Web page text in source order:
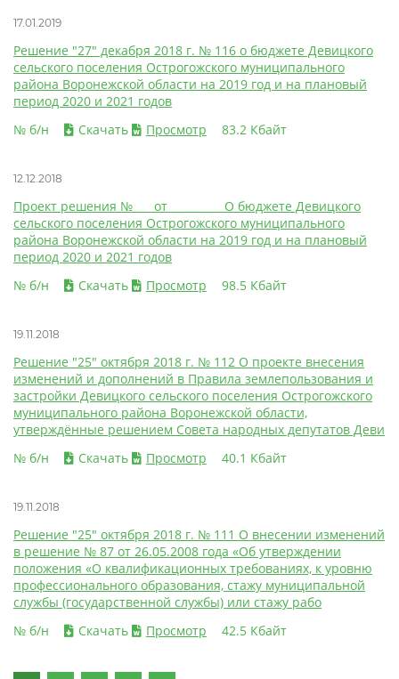
17.01.2019
Решение "27" декабря 2018 г. № 116 о бюджете Девицкого
сельского поселения Острогожского муниципального
района Воронежской области на 2019 год и на плановый
период 2020 и 2021 годов
№ б/н
Скачать Просмотр 83.2 Кбайт
12.12.2018
Проект решения №____от __________О бюджете Девицкого
сельского поселения Острогожского муниципального
района Воронежской области на 2019 год и на плановый
период 2020 и 2021 годов
№ б/н
Скачать Просмотр 98.5 Кбайт
19.11.2018
Решение "25" октября 2018 г. № 112 О проекте внесения
изменений и дополнений в Правила землепользования и
застройки Девицкого сельского поселения Острогожского
муниципального района Воронежской области,
утверждённые решением Совета народных депутатов Деви
№ б/н
Скачать Просмотр 40.1 Кбайт
19.11.2018
Решение "25" октября 2018 г. № 111 О внесении изменений
в решение № 87 от 26.05.2008 года «Об утверждении
положения «О квалификационных требованиях, к уровню
профессионального образования, стажу муниципальной
службы (государственной службы) или стажу рабо
№ б/н
Скачать Просмотр 42.5 Кбайт